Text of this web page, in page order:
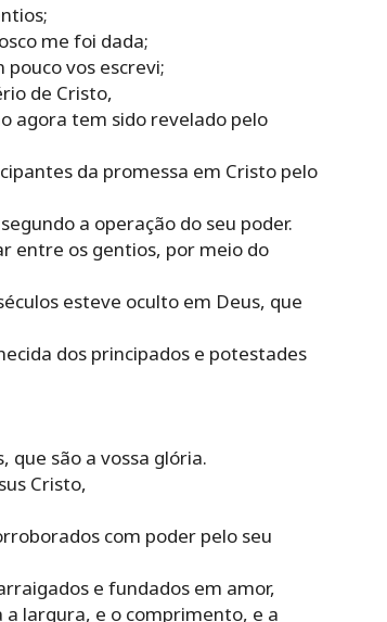
me foi dada;
vos escrevi;
de Cristo,
agora tem sido revelado pelo
da promessa em Cristo pelo
a operação do seu poder.
entre os gentios, por meio do
esteve oculto em Deus, que
dos principados e potestades
que são a vossa glória.
Cristo,
com poder pelo seu
e fundados em amor,
largura, e o comprimento, e a